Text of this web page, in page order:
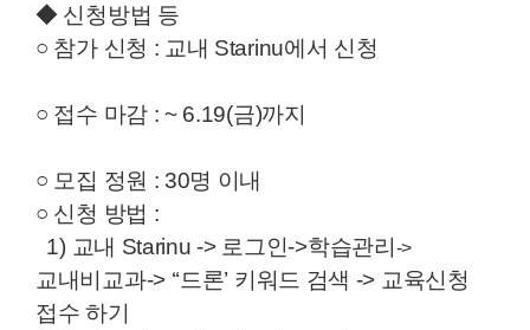
◆ 신청방법 등
○ 참가 신청 : 교내 Starinu에서 신청
○ 접수 마감 : ~ 6.19(금)까지
○ 모집 정원 : 30명 이내
○ 신청 방법 :
1) 교내 Starinu -> 로그인->학습관리 ->
교내비 교과-> ‘‘드론’ 키워드 검색 -> 교육신청
접수 하기